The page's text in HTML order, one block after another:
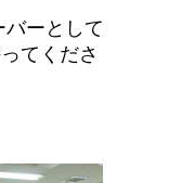
バーとして
て くださ